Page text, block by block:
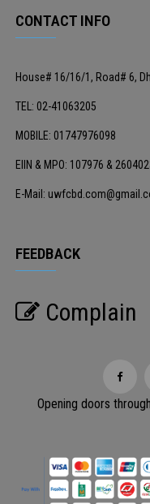
CONTACT INFO
House# 16/16/1, Road# 6,
TEL: 02-41063205
MOBILE: 01747976098
EIIN & MPO: 107976 &
E-Mail:
FEEDBACK
Complain
Opening doors